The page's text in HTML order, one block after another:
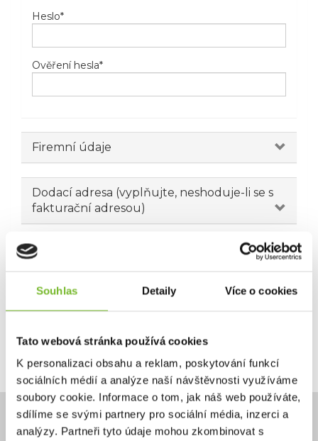
Souhlas Detaily Více o cookies
Tato webová stránka používá cookies
K personalizaci obsahu a reklam, poskytování funkcí
sociálních médií a analýze naší návštěvnosti využíváme
soubory cookie. Informace o tom, jak náš web používáte,
sdílíme se svými partnery pro sociální média, inzerci a
analýzy. Partneři tyto údaje mohou zkombinovat s
Heslo*
Ověření hesla*
Firemní údaje
Dodací adresa (vyplňujte, neshoduje-li se s
fakturační adresou)
Novinky emailem
Ano, chci dostávat emailem novinky.
Pokračovat